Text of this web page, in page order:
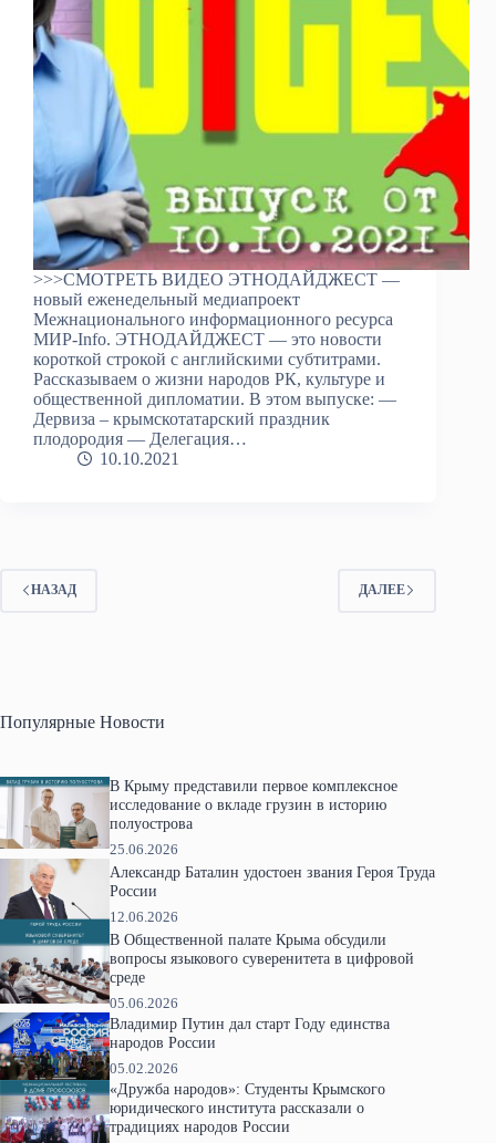
>>>СМОТРЕТЬ ВИДЕО ЭТНОДАЙДЖЕСТ —
новый еженедельный медиапроект
Межнационального информационного ресурса
МИР-Info. ЭТНОДАЙДЖЕСТ — это новости
короткой строкой с английскими субтитрами.
Рассказываем о жизни народов РК, культуре и
общественной дипломатии. В этом выпуске: —
Дервиза – крымскотатарский праздник
плодородия — Делегация…
10.10.2021
НАЗАД ДАЛЕЕ
Популярные Новости
В Крыму представили первое комплексное
исследование о вкладе грузин в историю
полуострова
25.06.2026
Александр Баталин удостоен звания Героя Труда
России
12.06.2026
В Общественной палате Крыма обсудили
вопросы языкового суверенитета в цифровой
среде
05.06.2026
Владимир Путин дал старт Году единства
народов России
05.02.2026
«Дружба народов»: Студенты Крымского
юридического института рассказали о
традициях народов России